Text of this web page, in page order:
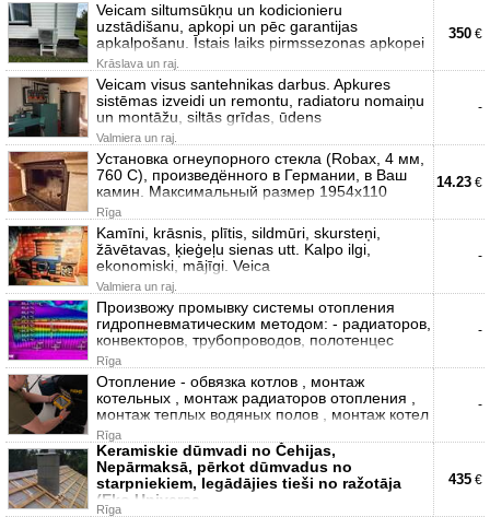
Veicam siltumsūkņu un kodicionieru
uzstādišanu, apkopi un pēc garantijas
apkalpošanu. Īstais laiks pirmssezonas apkopei
Krāslava un raj.
350 €
Veicam visus santehnikas darbus. Apkures
sistēmas izveidi un remontu, radiatoru nomaiņu
un montāžu, siltās grīdas, ūdens
Valmiera un raj.
-
Установка огнеупорного стекла (Robax, 4 мм,
760 C), произведённого в Германии, в Ваш
камин. Максимальный размер 1954х110
Rīga
14.23 €
Kamīni, krāsnis, plītis, sildmūri, skursteņi,
žāvētavas, ķieģeļu sienas utt. Kalpo ilgi,
ekonomiski, mājīgi. Veica
Valmiera un raj.
-
Произвожу промывку системы отопления
гидропневматическим методом: - радиаторов,
конвекторов, трубопроводов, полотенцес
Rīga
-
Отопление - обвязка котлов , монтаж
котельных , монтаж радиаторов отопления ,
монтаж теплых водяных полов , монтаж котел
Rīga
-
Keramiskie dūmvadi no Čehijas,
Nepārmaksā, pērkot dūmvadus no
starpniekiem, Iegādājies tieši no ražotāja
(Eko Universa
Rīga
435 €